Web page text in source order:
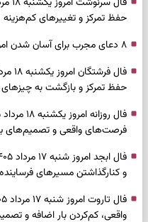
حفظ تمرکز و تغییرهای کم‌هزینه
۸ دعای مجرب برای آسان شدن امور و به اتمام رساندن کار‌ها
حفظ تمرکز و بازگشت به
فرصت‌های واقعی و تصمیم‌های
و کنارگذاشتن مسیرهای فرساینده
واقعی، کم‌کردن بار اضافه و